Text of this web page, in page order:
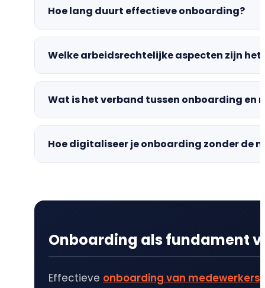
Hoe lang duurt effectieve onboarding?
Welke arbeidsrechtelijke aspecten zijn
Wat is het verband tussen onboarding en
Hoe digitaliseer je onboarding zonder de
Onboarding als fundament
Effectieve onboarding van medewerkers